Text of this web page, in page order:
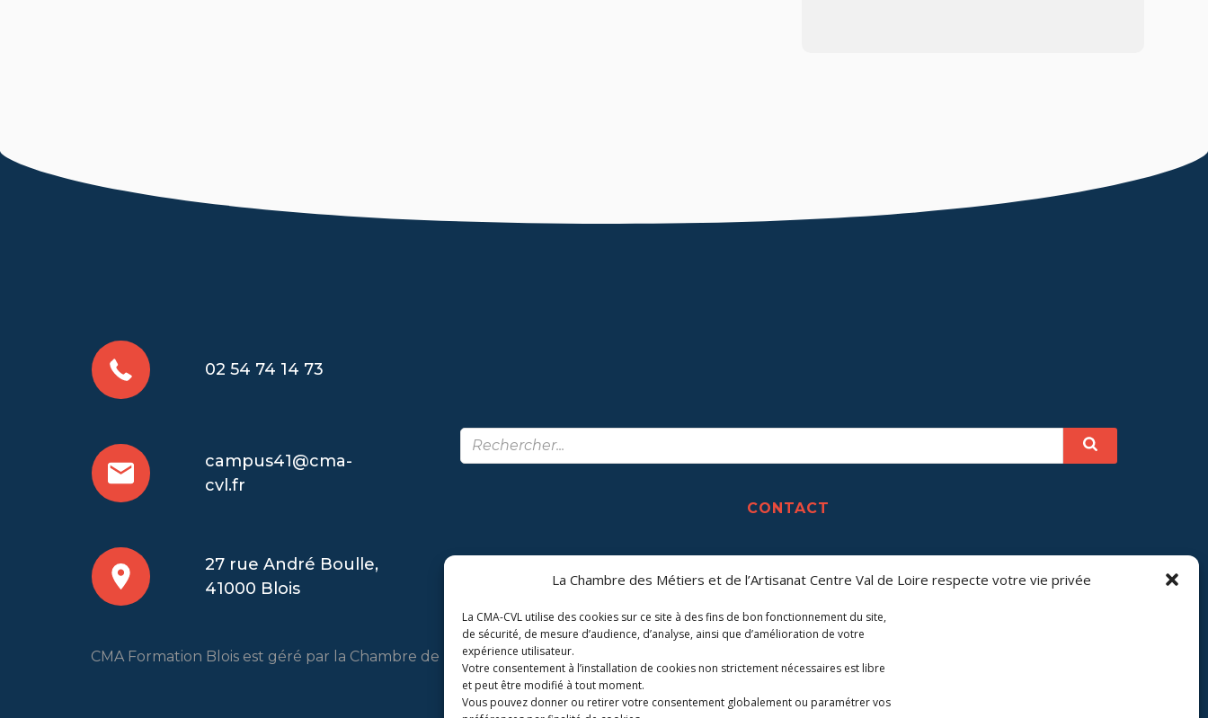
La Chambre des Métiers et de l’Artisanat Centre Val de Loire respecte votre vie privée
La CMA-CVL utilise des cookies sur ce site à des fins de bon fonctionnement du site,
de sécurité, de mesure d’audience, d’analyse, ainsi que d’amélioration de votre
expérience utilisateur.
Votre consentement à l’installation de cookies non strictement nécessaires est libre
et peut être modifié à tout moment.
Vous pouvez donner ou retirer votre consentement globalement ou paramétrer vos
02 54 74 14 73
campus41@cma-
cvl.fr
27 rue André Boulle,
41000 Blois
CONTACT
CMA Formation Blois est géré par la Chambre de Métiers et de l'Artisanat Centre-Val de Loire.